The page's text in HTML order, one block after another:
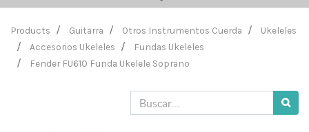
Products Guitarra Otros Instrumentos Cuerda
Ukeleles
Accesorios Ukeleles
Fundas Ukeleles
Fender FU610 Funda Ukelele Soprano